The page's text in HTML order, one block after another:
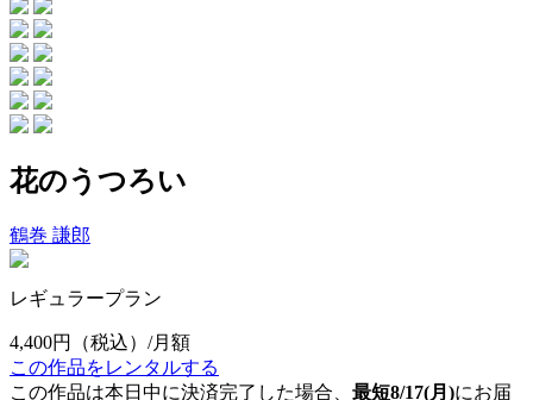
花のうつろい
鶴巻 謙郎
レギュラープラン
4,400円
（税込）/月額
この作品をレンタルする
この作品は本日中に決済完了した場合、 最短8/17(月)にお届